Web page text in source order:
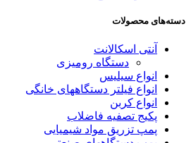
دسته‌های محصولات
آنتی اسکالانت
دستگاه رومیزی
انواع سیلیس
انواع فیلتر دستگاههای خانگی
انواع کربن
پکیج تصفیه فاضلاب
پمپ تزریق مواد شیمیایی